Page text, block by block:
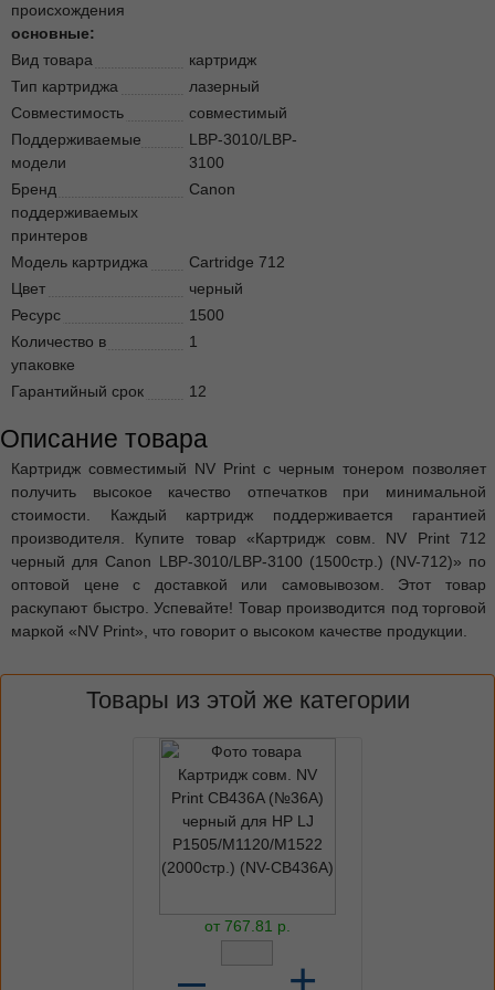
происхождения
основные:
Вид товара
картридж
Тип картриджа
лазерный
Совместимость
совместимый
Поддерживаемые
модели
LBP-3010/LBP-
3100
Бренд
поддерживаемых
принтеров
Canon
Модель картриджа
Cartridge 712
Цвет
черный
Ресурс
1500
Количество в
упаковке
1
Гарантийный срок 12
Описание товара
Картридж совместимый NV Print с черным тонером позволяет
получить высокое качество отпечатков при минимальной
стоимости. Каждый картридж поддерживается гарантией
производителя. Купите товар «Картридж совм. NV Print 712
черный для Canon LBP-3010/LBP-3100 (1500стр.) (NV-712)» по
оптовой цене с доставкой или самовывозом. Этот товар
раскупают быстро. Успевайте! Товар производится под торговой
маркой «NV Print», что говорит о высоком качестве продукции.
Товары из этой же категории
от 767.81 р.